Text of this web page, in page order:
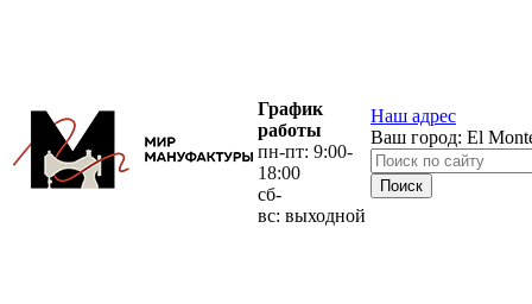
График
работы
пн-пт: 9:00-
18:00
сб-
вс: выходной
Наш адрес
Ваш город: El